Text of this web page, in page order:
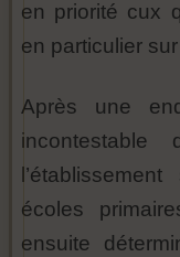
en priorité cux
en particulier
Après une
écoles
ensuite